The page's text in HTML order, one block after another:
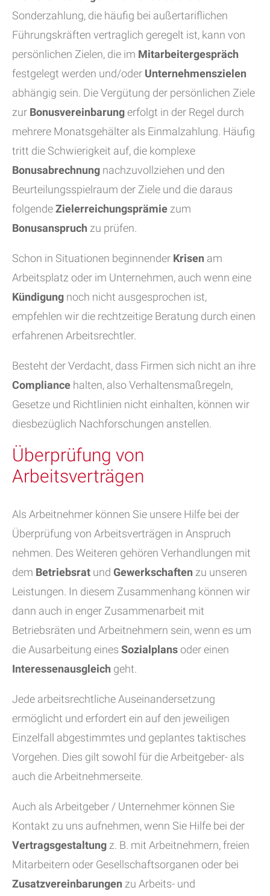
Sonderzahlung, die häufig bei außertariflichen
Führungskräften vertraglich geregelt ist, kann von
persönlichen Zielen, die im Mitarbeitergespräch
festgelegt werden und/oder Unternehmenszielen
abhängig sein. Die Vergütung der persönlichen Ziele
zur Bonusvereinbarungerfolgt in der Regel durch
mehrere Monatsgehälter als Einmalzahlung. Häufig
tritt die Schwierigkeit auf, die komplexe
Bonusabrechnung nachzuvollziehen und den
Beurteilungsspielraum der Ziele und die daraus
folgendeZielerreichungsprämie zum
Bonusanspruch zu prüfen.
Schon in Situationen beginnender Krisen am
Arbeitsplatz oder im Unternehmen, auch wenn eine
Kündigung noch nicht ausgesprochen ist,
empfehlen wir die rechtzeitige Beratung durch einen
erfahrenen Arbeitsrechtler.
Besteht der Verdacht, dass Firmen sich nicht an ihre
Compliance halten, also Verhaltensmaßregeln,
Gesetze und Richtlinien nicht einhalten, können wir
diesbezüglich Nachforschungen anstellen.
Überprüfung von
Arbeitsverträgen
Als Arbeitnehmer können Sie unsere Hilfe bei der
Überprüfung von Arbeitsverträgen in Anspruch
nehmen. Des Weiteren gehören Verhandlungen mit
dem Betriebsrat und Gewerkschaften zu unseren
Leistungen. In diesem Zusammenhang können wir
dann auch in enger Zusammenarbeit mit
Betriebsräten und Arbeitnehmern sein, wenn es um
die Ausarbeitung eines Sozialplansoder einen
Interessenausgleich geht.
Jede arbeitsrechtliche Auseinandersetzung
ermöglicht und erfordert ein auf den jeweiligen
Einzelfall abgestimmtes und geplantes taktisches
Vorgehen. Dies gilt sowohl für die Arbeitgeber- als
auch die Arbeitnehmerseite.
Auch als Arbeitgeber / Unternehmer können Sie
Kontakt zu uns aufnehmen, wenn Sie Hilfe bei der
Vertragsgestaltung z. B. mit Arbeitnehmern, freien
Mitarbeitern oder Gesellschaftsorganen oder bei
Zusatzvereinbarungen zu Arbeits- und